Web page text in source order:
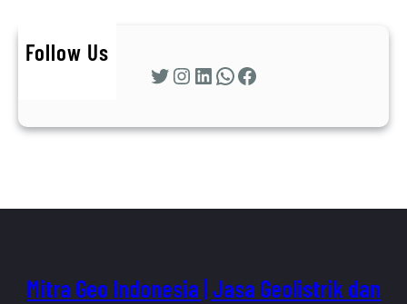
Follow Us
Twitter InstagramLinkedIn WhatsApp Facebook
Mitra Geo Indonesia | Jasa Geolistrik dan